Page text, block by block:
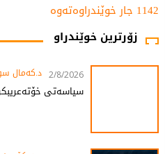
1142 جار خوێندراوەتەوە
زۆرترین خوێندراو
2/8/2026 د.کەمال
سیاسەتی